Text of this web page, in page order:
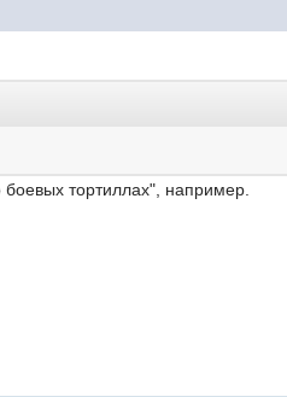
тортиллах", например.